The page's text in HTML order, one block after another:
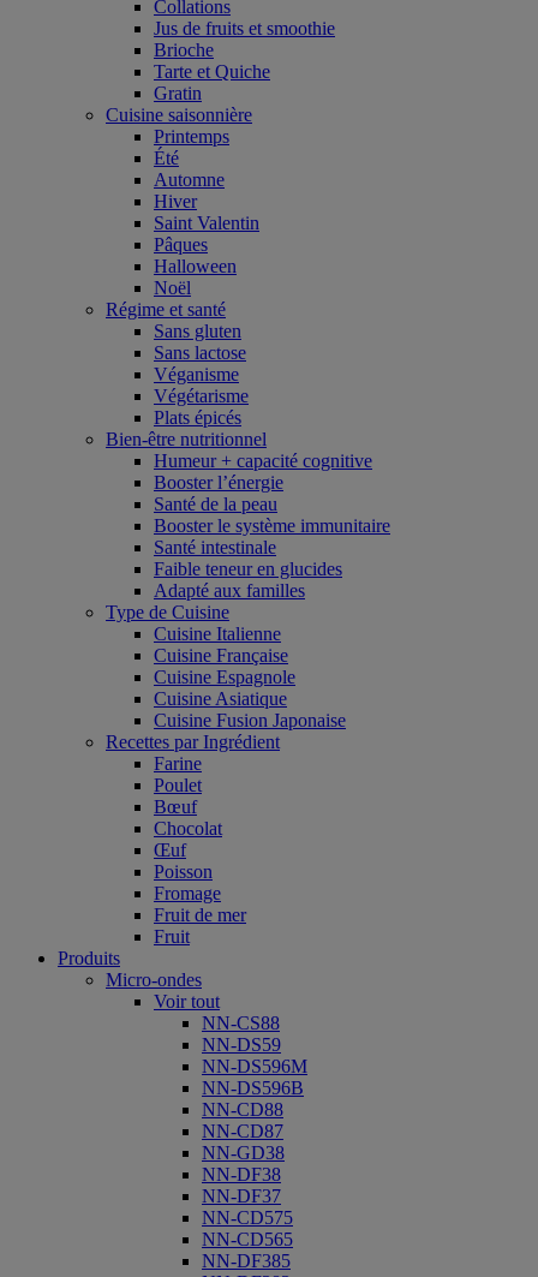
Collations
Jus de fruits et smoothie
Brioche
Tarte et Quiche
Gratin
Cuisine saisonnière
Printemps
Été
Automne
Hiver
Saint Valentin
Pâques
Halloween
Noël
Régime et santé
Sans gluten
Sans lactose
Véganisme
Végétarisme
Plats épicés
Bien-être nutritionnel
Humeur + capacité cognitive
Booster l’énergie
Santé de la peau
Booster le système immunitaire
Santé intestinale
Faible teneur en glucides
Adapté aux familles
Type de Cuisine
Cuisine Italienne
Cuisine Française
Cuisine Espagnole
Cuisine Asiatique
Cuisine Fusion Japonaise
Recettes par Ingrédient
Farine
Poulet
Bœuf
Chocolat
Œuf
Poisson
Fromage
Fruit de mer
Fruit
Produits
Micro-ondes
Voir tout
NN-CS88
NN-DS59
NN-DS596M
NN-DS596B
NN-CD88
NN-CD87
NN-GD38
NN-DF38
NN-DF37
NN-CD575
NN-CD565
NN-DF385